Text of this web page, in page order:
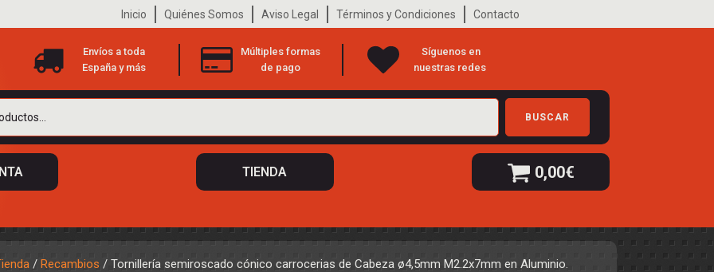
Inicio Quiénes Somos Aviso Legal Términos y Condiciones Contacto
Envíos a toda
España y más
Múltiples formas
de pago
Síguenos en
nuestras redes
BUSCAR
TIENDA 0,00€
/ Recambios / Tornillería semiroscado cónico carrocerias de Cabeza ø4,5mm M2.2x7mm en Aluminio.